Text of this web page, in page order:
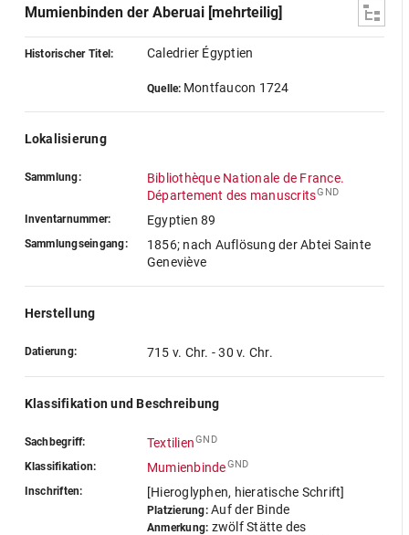
Mumienbinden der Aberuai [mehrteilig]
Historischer Titel: Caledrier Égyptien
Quelle: Montfaucon 1724
Lokalisierung
Sammlung:
Bibliothèque Nationale de France.
Département des manuscritsGND
Inventarnummer: Egyptien 89
Sammlungseingang:
1856; nach Auflösung der Abtei Sainte
Geneviève
Herstellung
Datierung: 715 v. Chr. - 30 v. Chr.
Klassifikation und Beschreibung
Sachbegriff: TextilienGND
Klassifikation: MumienbindeGND
Inschriften: [Hieroglyphen, hieratische Schrift]
Platzierung:Auf der Binde
Anmerkung: zwölf Stätte des